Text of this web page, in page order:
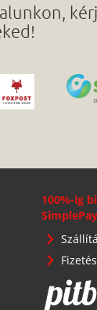
100%-ig